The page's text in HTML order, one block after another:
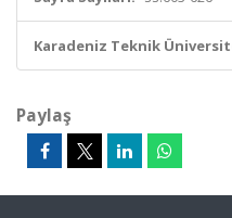
Karadeniz Teknik
Paylaş